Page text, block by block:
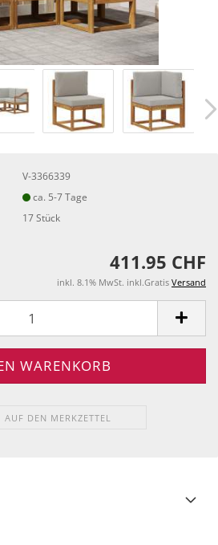
V-3366339
ca. 5-7 Tage
17Stück
411.95 CHF
inkl. 8.1% MwSt. inkl.Gratis Versand
AUF DEN MERKZETTEL